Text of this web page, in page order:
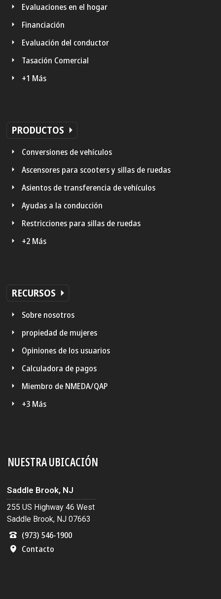
Evaluaciones en el hogar
Financiación
Evaluación del conductor
Tasación Comercial
+1 Más
PRODUCTOS
Conversiones de vehículos
Ascensores para scooters y sillas de ruedas
Asientos de transferencia de vehículos
Ayudas a la conducción
Restricciones para sillas de ruedas
+2 Más
RECURSOS
Sobre nosotros
propiedad de mujeres
Opiniones de los usuarios
Calculadora de pagos
Miembro de NMEDA/QAP
+3 Más
NUESTRA UBICACIÓN
Saddle Brook, NJ
255 US Highway 46 West
Saddle Brook, NJ 07663
(973) 546-1900
Contacto